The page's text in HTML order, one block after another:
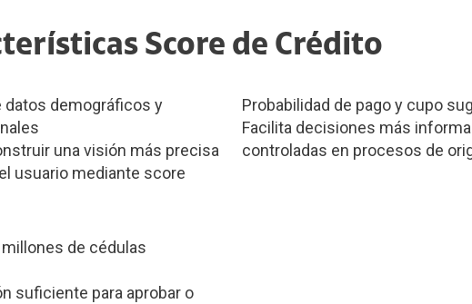
Score de Crédito
datos demográficos y
una visión más precisa
usuario mediante score
Probabilidad de pago y cupo
Facilita decisiones más
controladas en procesos de
de cédulas
suficiente para aprobar o